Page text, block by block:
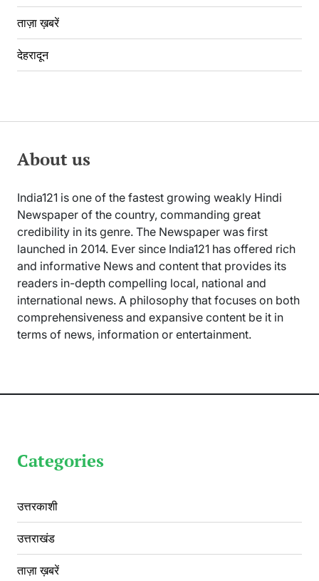
ताज़ा ख़बरें
देहरादून
About us
India121 is one of the fastest growing weakly Hindi
Newspaper of the country, commanding great
credibility in its genre. The Newspaper was first
launched in 2014. Ever since India121 has offered rich
and informative News and content that provides its
readers in-depth compelling local, national and
international news. A philosophy that focuses on both
comprehensiveness and expansive content be it in
terms of news, information or entertainment.
Categories
उत्तरकाशी
उत्तराखंड
ताज़ा ख़बरें